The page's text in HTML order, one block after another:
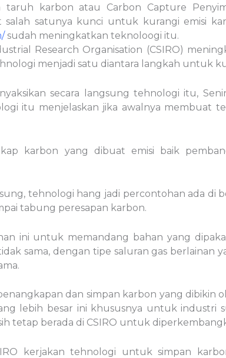
karbon atau Carbon Capture
salah satunya kunci untuk kurangi emisi
sudah meningkatkan teknoloogi itu.
Research Organisation (CSIRO)
menjadi satu diantara langkah untuk
secara langsung tehnologi itu,
itu menjelaskan jika awalnya membuat
karbon yang dibuat emisi baik
tehnologi hang jadi percontohan ada di
tabung peresapan karbon.
ini untuk memandang bahan yang
sama, dengan tipe saluran gas berlainan
dan simpan karbon yang dibikin
lebih besar ini khususnya untuk industri
tetap berada di CSIRO untuk
kerjakan tehnologi untuk simpan